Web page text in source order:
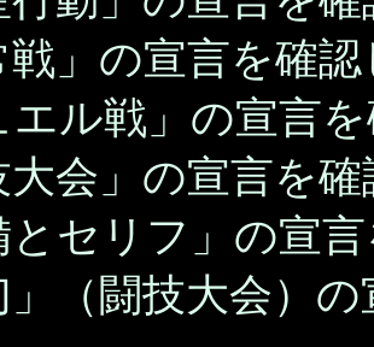
戦」の宣言を確
エル戦」の宣言
大会」の宣言を
とセリフ」の宣
」（闘技大会）